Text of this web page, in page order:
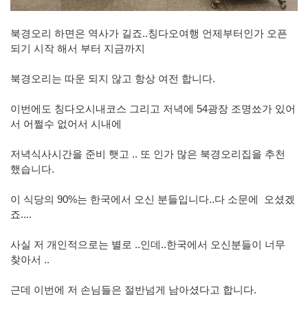
북경오리 하면은 역사가 길죠..칭다오여행 언제부터인가 오픈
되기 시작 해서 부터 지금까지
북경오리는 따운 되지 않고 항상 여전 합니다.
이번에도 칭다오시내코스 그리고 저녁에 54광장 조명쑈가 있어
서 어쩔수 없어서 시내에
저녁식사시간을 준비 햇고 .. 또 인가 많은 북경오리집을 추천
했습니다.
이 식당의 90%는 한국에서 오신 분들입니다..다 소문에 오셨겠
죠....
사실 저 개인적으로는 별로 ..인데..한국에서 오신분들이 너무
찾아서 ..
근데 이번에 저 손님들은 절반넘게 남아셨다고 합니다.